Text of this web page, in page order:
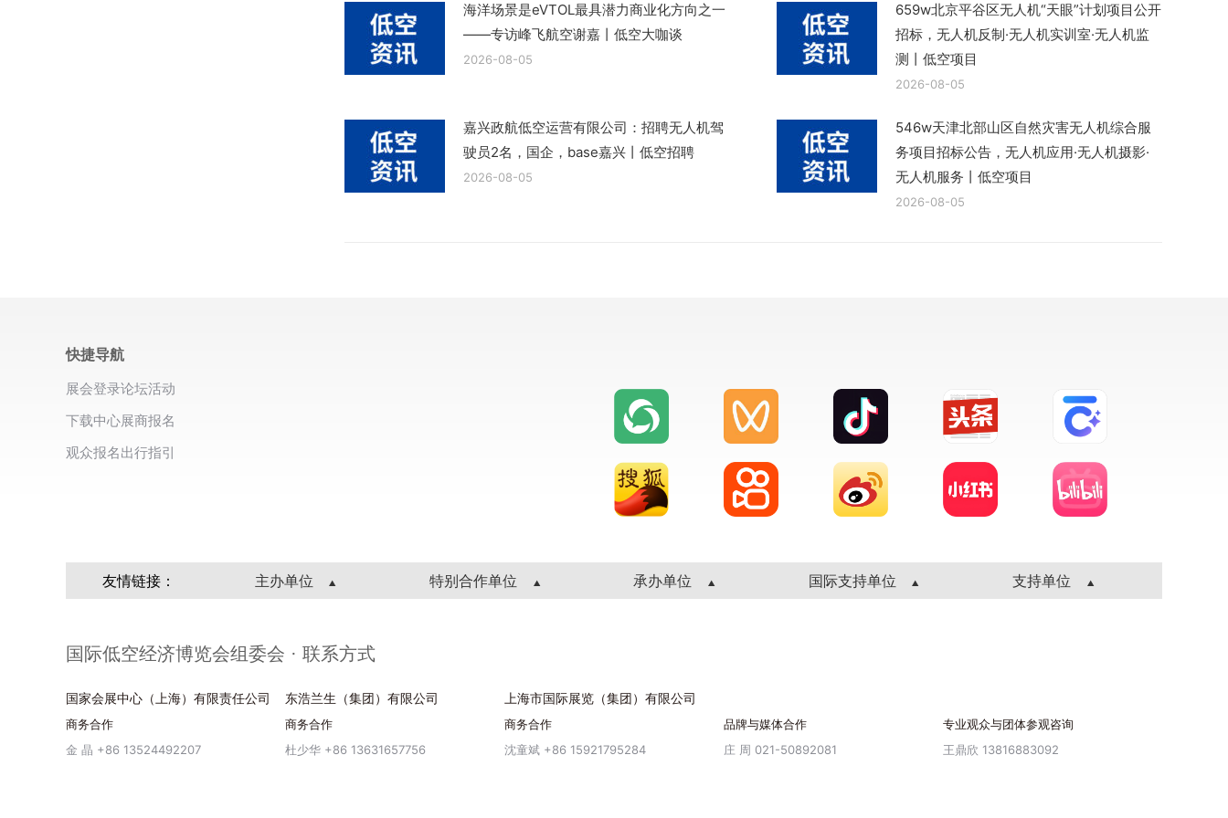
海洋场景是eVTOL最具潜力商业化方向之一
——专访峰飞航空谢嘉丨低空大咖谈
2026-08-05
659w北京平谷区无人机“天眼”计划项目公开
招标，无人机反制·无人机实训室·无人机监
测丨低空项目
2026-08-05
嘉兴政航低空运营有限公司：招聘无人机驾
驶员2名，国企，base嘉兴丨低空招聘
2026-08-05
546w天津北部山区自然灾害无人机综合服
务项目招标公告，无人机应用·无人机摄影·
无人机服务丨低空项目
2026-08-05
快捷导航
展会登录论坛活动
下载中心展商报名
观众报名出行指引
友情链接： 主办单位 特别合作单位 承办单位 国际支持单位 支持单位
国际低空经济博览会组委会 · 联系方式
国家会展中心（上海）有限责任公司
商务合作
金 晶 +86 13524492207
东浩兰生（集团）有限公司
商务合作
杜少华 +86 13631657756
上海市国际展览（集团）有限公司
商务合作
沈童斌 +86 15921795284
品牌与媒体合作
庄 周 021-50892081
专业观众与团体参观咨询
王鼎欣 13816883092